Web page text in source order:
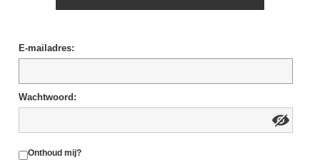
E-mailadres:
Wachtwoord:
Onthoud mij?